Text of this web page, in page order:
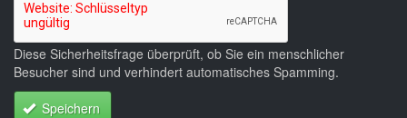
Diese Sicherheitsfrage überprüft, ob Sie ein menschlicher
Besucher sind und verhindert automatisches Spamming.
Speichern